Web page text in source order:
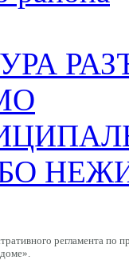
регламента по